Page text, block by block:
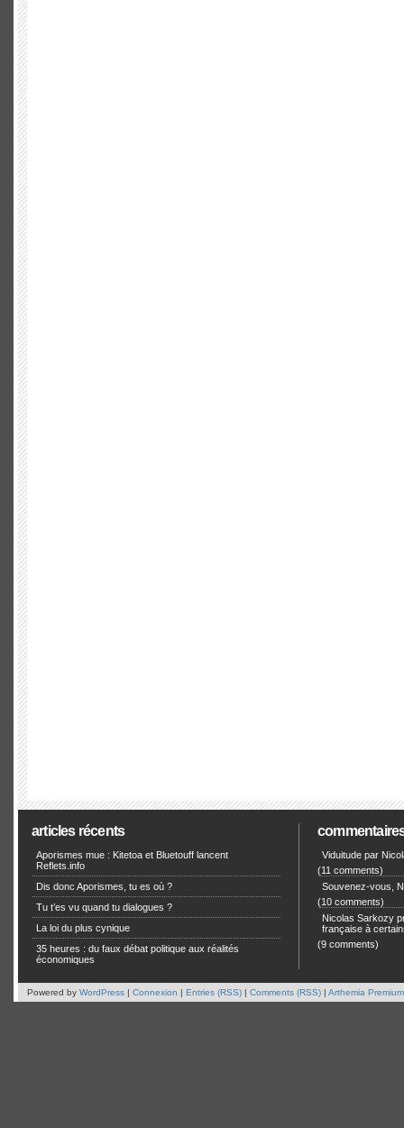
articles récents
Aporismes mue : Kitetoa et Bluetouff lancent
Reflets.info
Dis donc Aporismes, tu es où ?
Tu t’es vu quand tu dialogues ?
La loi du plus cynique
35 heures : du faux débat politique aux réalités
économiques
Viduitude par
(11 comments)
Souvenez-vous,
(10 comments)
Nicolas Sarkozy
française à
(9 comments)
Powered by WordPress | Connexion | Entries (RSS) | Comments (RSS) | Arthemia Premium